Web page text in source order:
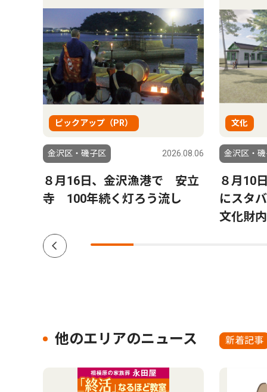
ピックアップ（PR）
金沢区・磯子区 2026.08.06
８月16日、金沢漁港で 安立
寺 100年続く灯ろう流し
文化
金沢区・
８月10
にスタ
文化財
他のエリアのニュース 新着記事